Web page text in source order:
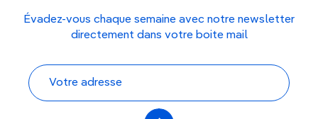
Évadez-vous chaque semaine avec notre newsletter
directement dans votre boite mail